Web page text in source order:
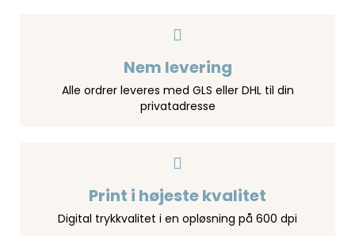
Nem levering
Alle ordrer leveres med GLS eller DHL til din
privatadresse
Print i højeste kvalitet
Digital trykkvalitet i en opløsning på 600 dpi